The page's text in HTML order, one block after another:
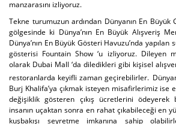
manzarasını izliyoruz.
Tekne turumuzun ardından Dünyanın En Büyük
gölgesinde ki Dünya’nın En Büyük Alışveriş
Dünya’nın En Büyük Gösteri Havuzu’nda yapılan
gösterisi Fountain Show ‘u izliyoruz. Dileyen
olarak Dubai Mall ‘da diledikleri gibi kişisel
restoranlarda keyifli zaman geçirebilirler.
Burj Khalifa’ya çıkmak isteyen misafirlerimiz ise
değişiklik gösteren çıkış ücretlerini
insanın uçaktan sonra en rahat çıkabileceği en
kuşbakışı seyretme imkanına sahip